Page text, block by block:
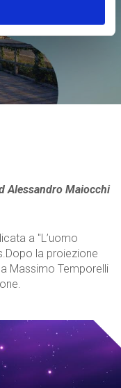
Alessandro Maiocchi
a "L’uomo
la proiezione
Massimo Temporelli